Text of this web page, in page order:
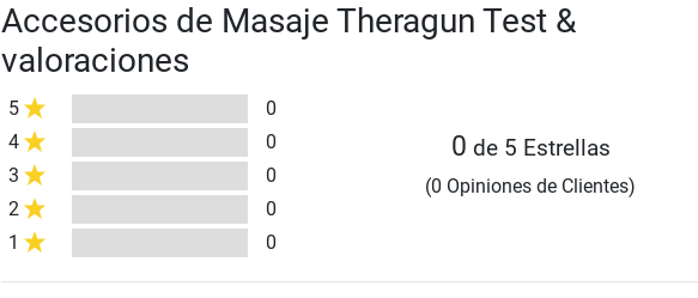
Accesorios de Masaje Theragun Test &
valoraciones
5
0
4
0
3
0
2
0
1
0
0 de 5 Estrellas
(0 Opiniones de Clientes)